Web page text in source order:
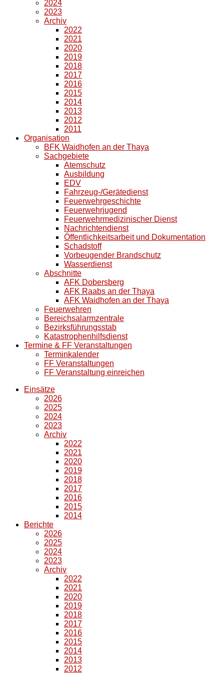
2024
2023
Archiv
2022
2021
2020
2019
2018
2017
2016
2015
2014
2013
2012
2011
Organisation
BFK Waidhofen an der Thaya
Sachgebiete
Atemschutz
Ausbildung
EDV
Fahrzeug-/Gerätedienst
Feuerwehrgeschichte
Feuerwehrjugend
Feuerwehrmedizinischer Dienst
Nachrichtendienst
Öffentlichkeitsarbeit und Dokumentation
Schadstoff
Vorbeugender Brandschutz
Wasserdienst
Abschnitte
AFK Dobersberg
AFK Raabs an der Thaya
AFK Waidhofen an der Thaya
Feuerwehren
Bereichsalarmzentrale
Bezirksführungsstab
Katastrophenhilfsdienst
Termine & FF Veranstaltungen
Terminkalender
FF Veranstaltungen
FF Veranstaltung einreichen
Einsätze
2026
2025
2024
2023
Archiv
2022
2021
2020
2019
2018
2017
2016
2015
2014
Berichte
2026
2025
2024
2023
Archiv
2022
2021
2020
2019
2018
2017
2016
2015
2014
2013
2012